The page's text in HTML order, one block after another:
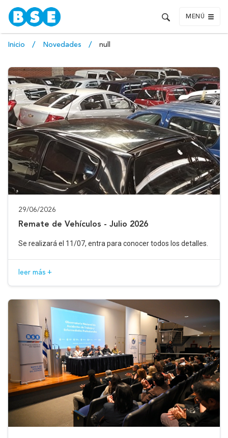
MENÚ
Inicio Novedades null
29/06/2026
Remate de Vehículos - Julio 2026
Se realizará el 11/07, entra para conocer todos los detalles.
leer más +